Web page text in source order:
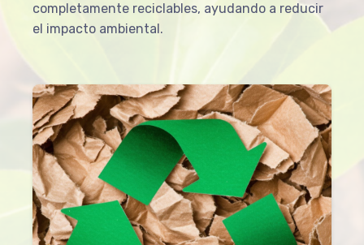
completamente reciclables, ayudando a reducir
el impacto ambiental.